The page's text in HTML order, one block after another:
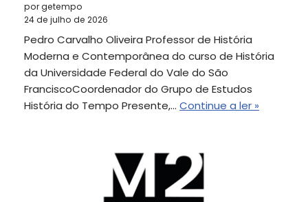
por getempo
24 de julho de 2026
Pedro Carvalho Oliveira Professor de História
Moderna e Contemporânea do curso de História
da Universidade Federal do Vale do São
FranciscoCoordenador do Grupo de Estudos
História do Tempo Presente,… Continue a ler »